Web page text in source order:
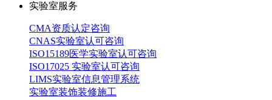
实验室服务
CMA资质认定咨询
CNAS实验室认可咨询
ISO15189医学实验室认可咨询
ISO17025 实验室认可咨询
LIMS实验室信息管理系统
实验室装饰装修施工